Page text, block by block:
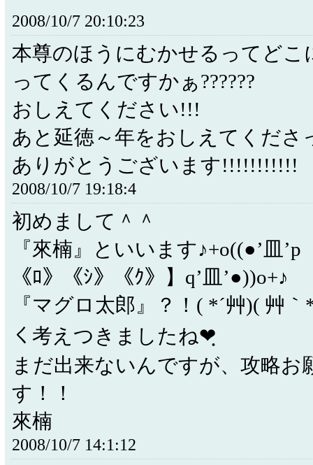
2008/10/7 20:10:23
本尊のほうにむかせるってどこ
ってくるんですかぁ??????
おしえてください!!!
あと延徳～年をおしえてくださ
ありがとうございます!!!!!!!!!!!
2008/10/7 19:18:4
初めまして＾＾
『來楠』といいます♪+o((●’皿’p
《ﾛ》《ｼ》《ｸ》】q’皿’●))o+♪
『マグロ太郎』？！( *´艸)( 艸
く考えつきましたね❤ฺ
まだ出来ないんですが、攻略お
す！！
來楠
2008/10/7 14:1:12